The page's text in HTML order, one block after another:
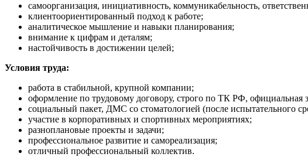
самоорганизация, инициативность, коммуникабельность,
клиентоориентированный подход к работе;
аналитическое мышление и навыки планирования;
внимание к цифрам и деталям;
настойчивость в достижении целей;
Условия труда:
работа в стабильной, крупной компании;
оформление по трудовому договору, строго по ТК РФ, официальная
социальный пакет, ДМС со стоматологией (после испытательного
участие в корпоративных и спортивных мероприятиях;
разноплановые проекты и задачи;
профессиональное развитие и самореализация;
отличный профессиональный коллектив.